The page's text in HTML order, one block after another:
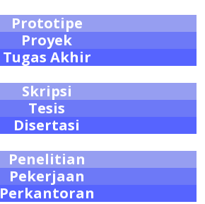
Prototipe
Proyek
Tugas Akhir
Skripsi
Tesis
Disertasi
Penelitian
Pekerjaan
Perkantoran